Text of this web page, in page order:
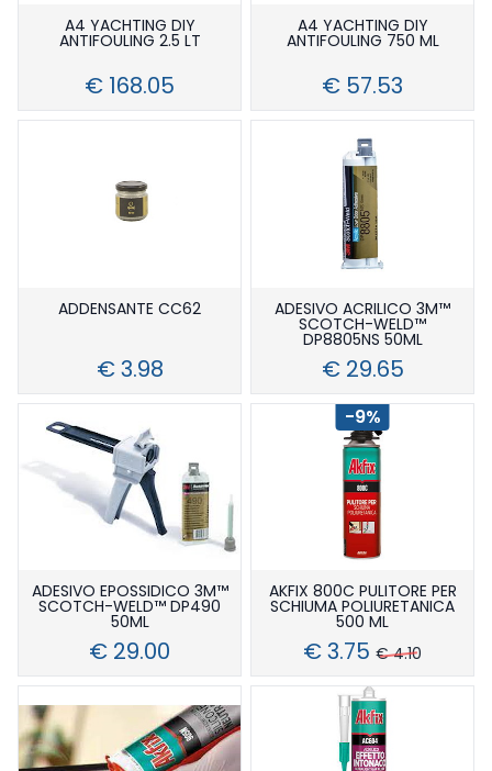
A4 YACHTING DIY
ANTIFOULING 2.5 LT
€ 168.05
A4 YACHTING DIY
ANTIFOULING 750 ML
€ 57.53
ADDENSANTE CC62
€ 3.98
ADESIVO ACRILICO 3M™
SCOTCH-WELD™
DP8805NS 50ML
€ 29.65
ADESIVO EPOSSIDICO 3M™
SCOTCH-WELD™ DP490
50ML
€ 29.00
AKFIX 800C PULITORE PER
SCHIUMA POLIURETANICA
500 ML
€ 3.75 € 4.10
-9%